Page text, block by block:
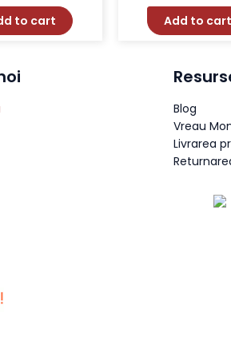
to cart Add to cart
Blog
Vreau
Livrarea